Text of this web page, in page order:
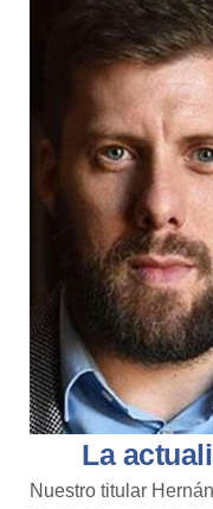
La
Nuestro titular